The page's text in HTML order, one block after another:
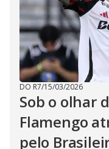
DO R7/15/03/2026
Sob o olhar
Flamengo
pelo